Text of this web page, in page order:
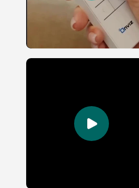
ОсОО «ТекоПро», ИНН 00208201610215